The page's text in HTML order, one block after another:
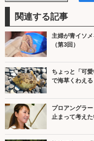
関連する記事
主婦が青イソ
（第3回）
ちょっと「可
で海草くわえる
プロアングラ
止まって考え